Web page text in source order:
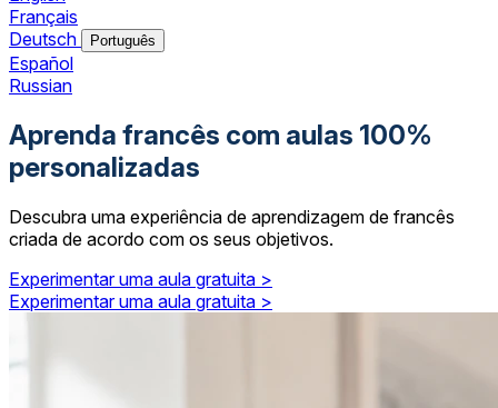
Français
Deutsch
Português
Español
Russian
Aprenda francês com aulas 100%
personalizadas
Descubra uma experiência de aprendizagem de francês
criada de acordo com os seus objetivos.
Experimentar uma aula gratuita >
Experimentar uma aula gratuita >